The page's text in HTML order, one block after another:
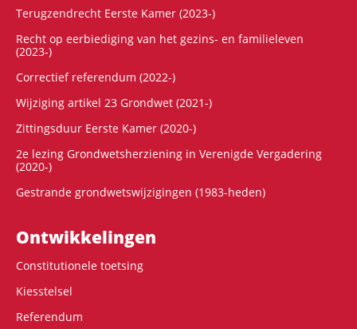
Terugzendrecht Eerste Kamer (2023-)
Recht op eerbiediging van het gezins- en familieleven
(2023-)
Correctief referendum (2022-)
Wijziging artikel 23 Grondwet (2021-)
Zittingsduur Eerste Kamer (2020-)
2e lezing Grondwetsherziening in Verenigde Vergadering
(2020-)
Gestrande grondwetswijzigingen (1983-heden)
Ontwikke­lingen
Constitutionele toetsing
Kiesstelsel
Referendum